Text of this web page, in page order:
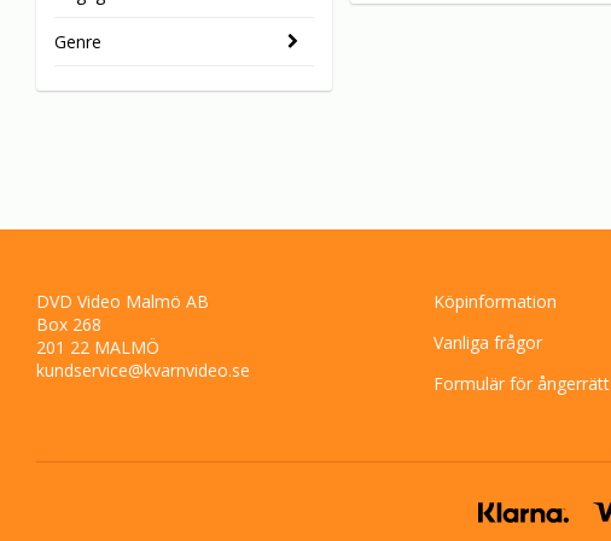
Genre
DVD Video Malmö AB
Box 268
201 22 MALMÖ
kundservice@kvarnvideo.se
Köpinformation
Vanliga frågor
Formulär för ångerrätt